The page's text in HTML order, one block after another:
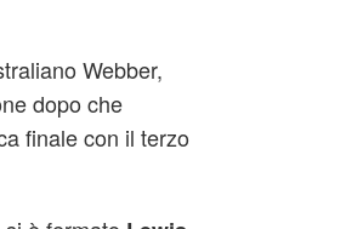
Webber,
dopo che
finale con il terzo